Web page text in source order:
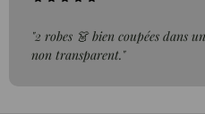
"2 robes 👗 bien coupées dans
non transparent."